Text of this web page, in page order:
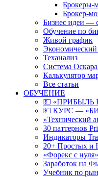
Брокеры-
Брокер-
Бизнес идеи —
Обучение по
Живой график
Экономический
Теханализ
Система
Калькулятор
Все статьи
ОБУЧЕНИЕ
💵 «ПРИБЫЛЬ
💵 КУРС —
«Технический
30 паттернов
Индикаторы
20+ Простых и
«Форекс с
Заработок на
Учебник по